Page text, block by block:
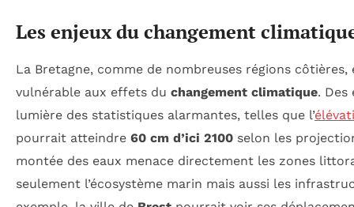
Les enjeux du changement
La Bretagne, comme de nombreuses régions
vulnérable aux effets du changement climatique. Des
lumière des statistiques alarmantes, telles que l’
pourrait atteindre 60 cm d’ici 2100 selon les
montée des eaux menace directement les zones
seulement l’écosystème marin mais aussi les